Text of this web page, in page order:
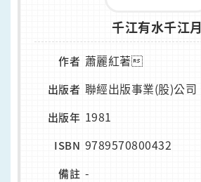
千江有水千江月
作者 蕭麗紅著
出版者 聯經出版事業(股)公司
出版年 1981
ISBN 9789570800432
備註 -